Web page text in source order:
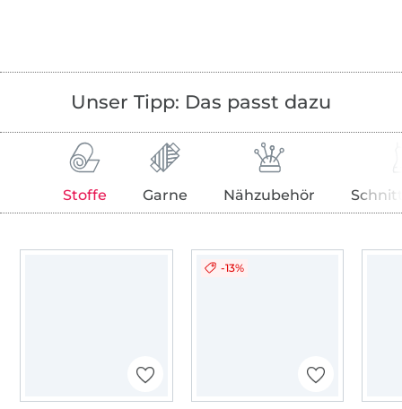
Unser Tipp: Das passt dazu
Stoffe Garne Nähzubehör
-13%